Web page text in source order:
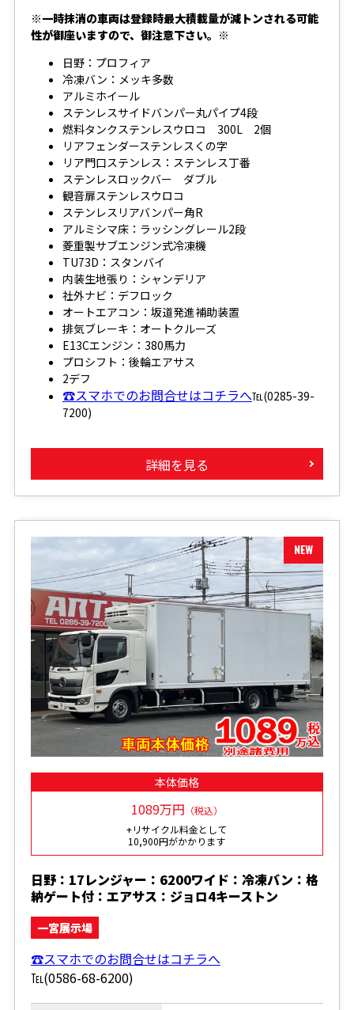
※一時抹消の車両は登録時最大積載量が減トンされる可能
性が御座いますので、御注意下さい。※
日野：プロフィア
冷凍バン：メッキ多数
アルミホイール
ステンレスサイドバンパー丸パイプ4段
燃料タンクステンレスウロコ 300L 2個
リアフェンダーステンレスくの字
リア門口ステンレス：ステンレス丁番
ステンレスロックバー ダブル
観音扉ステンレスウロコ
ステンレスリアバンパー角R
アルミシマ床：ラッシングレール2段
菱重製サブエンジン式冷凍機
TU73D：スタンバイ
内装生地張り：シャンデリア
社外ナビ：デフロック
オートエアコン：坂道発進補助装置
排気ブレーキ：オートクルーズ
E13Cエンジン：380馬力
プロシフト：後輪エアサス
2デフ
☎スマホでのお問合せはコチラへ℡(0285-39-
7200)
詳細を見る
本体価格
1089万円 （税込）
+リサイクル料金として
10,900円がかかります
日野：17レンジャー：6200ワイド：冷凍バン：格
納ゲート付：エアサス：ジョロ4キーストン
一宮展示場
☎スマホでのお問合せはコチラへ
℡(0586-68-6200)